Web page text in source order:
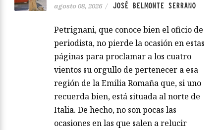
agosto 08, 2026 / JOSÉ BELMONTE SERRANO
Petrignani, que conoce bien el oficio de
periodista, no pierde la ocasión en estas
páginas para proclamar a los cuatro
vientos su orgullo de pertenecer a esa
región de la Emilia Romaña que, si uno
recuerda bien, está situada al norte de
Italia. De hecho, no son pocas las
ocasiones en las que salen a relucir